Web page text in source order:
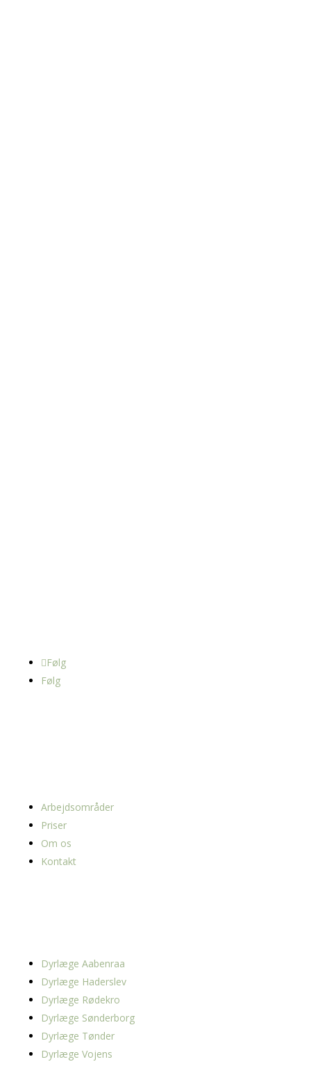
Følg
Følg
Arbejdsområder
Priser
Om os
Kontakt
Dyrlæge Aabenraa
Dyrlæge Haderslev
Dyrlæge Rødekro
Dyrlæge Sønderborg
Dyrlæge Tønder
Dyrlæge Vojens